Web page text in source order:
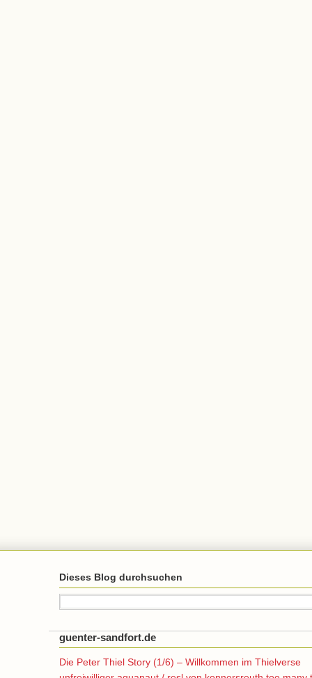
Dieses Blog durchsuchen
guenter-sandfort.de
Die Peter Thiel Story (1/6) – Willkommen im Thielverse